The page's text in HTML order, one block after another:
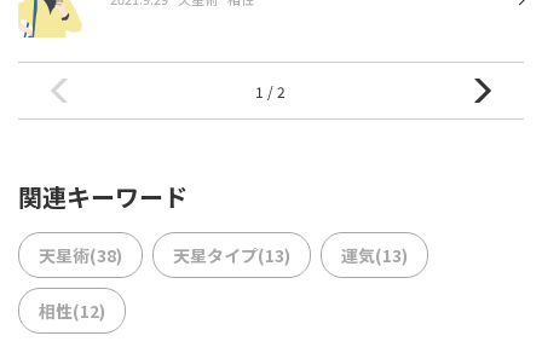
1 / 2
関連キーワード
天星術(38) 天星タイプ(13) 運気(13)
相性(12)